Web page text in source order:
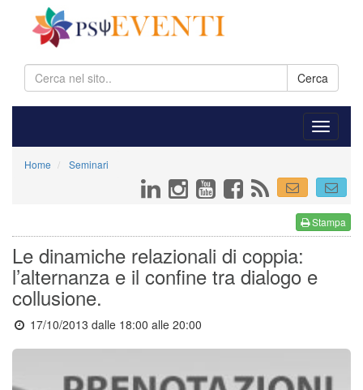
Cerca
Home Seminari
Stampa
Le dinamiche relazionali di coppia:
l’alternanza e il confine tra dialogo e
collusione.
17/10/2013 dalle 18:00 alle 20:00